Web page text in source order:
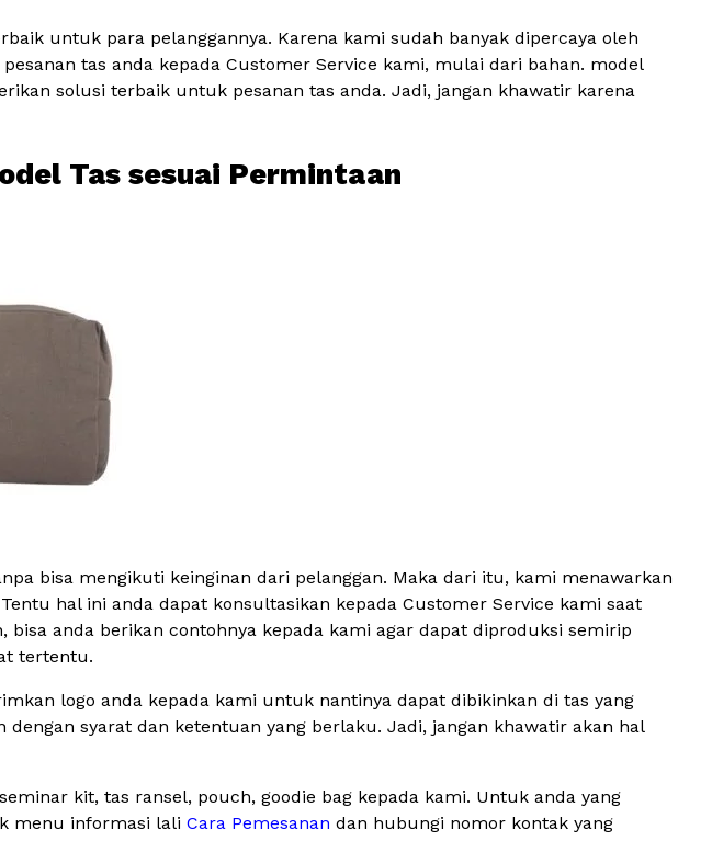
untuk para pelanggannya. Karena kami sudah banyak dipercaya oleh
tas anda kepada Customer Service kami, mulai dari bahan. model
solusi terbaik untuk pesanan tas anda. Jadi, jangan khawatir karena
Tas sesuai Permintaan
bisa mengikuti keinginan dari pelanggan. Maka dari itu, kami menawarkan
hal ini anda dapat konsultasikan kepada Customer Service kami saat
anda berikan contohnya kepada kami agar dapat diproduksi semirip
tertentu.
logo anda kepada kami untuk nantinya dapat dibikinkan di tas yang
syarat dan ketentuan yang berlaku. Jadi, jangan khawatir akan hal
kit, tas ransel, pouch, goodie bag kepada kami. Untuk anda yang
menu informasi lali Cara Pemesanan dan hubungi nomor kontak yang